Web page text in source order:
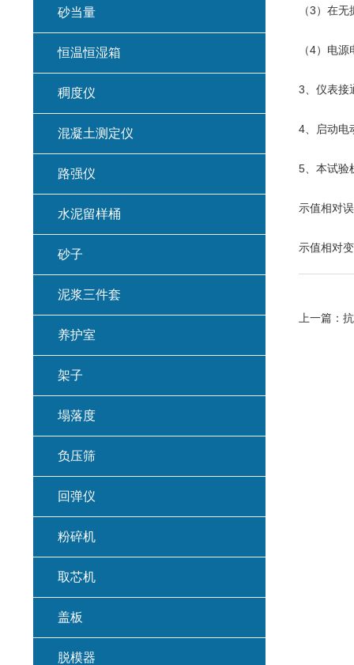
（3）在
（4）电
3、仪表接
4、启动电
5、本试验
示值相对
示值相对
上一篇： 抗
砂当量
恒温恒湿箱
稠度仪
混凝土测定仪
路强仪
水泥留样桶
砂子
泥浆三件套
养护室
架子
塌落度
负压筛
回弹仪
粉碎机
取芯机
盖板
脱模器